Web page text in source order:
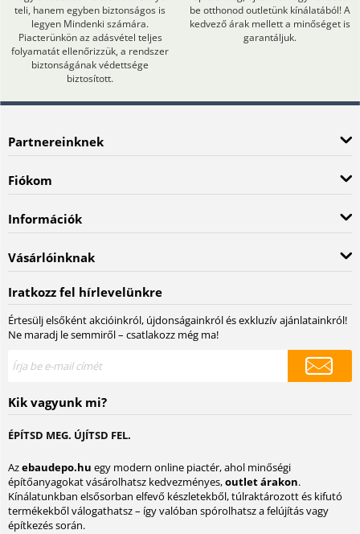
teli, hanem egyben biztonságos is
legyen Mindenki számára.
Piacterünkön az adásvétel teljes
folyamatát ellenőrizzük, a rendszer
biztonságának védettsége
biztosított.
be otthonod outletünk kínálatából! A
kedvező árak mellett a minőséget is
garantáljuk.
Partnereinknek
Fiókom
Információk
Vásárlóinknak
Iratkozz fel hírlevelünkre
Értesülj elsőként akcióinkról, újdonságainkról és exkluzív ajánlatainkról!
Ne maradj le semmiről – csatlakozz még ma!
Kik vagyunk mi?
ÉPÍTSD MEG. ÚJÍTSD FEL.
Azebaudepo.hu egy modern online piactér, ahol minőségi
építőanyagokat vásárolhatsz kedvezményes,outlet árakon.
Kínálatunkban elsősorban elfevő készletekből, túlraktározott és kifutó
termékekből válogathatsz – így valóban spórolhatsz a felújítás vagy
építkezés során.